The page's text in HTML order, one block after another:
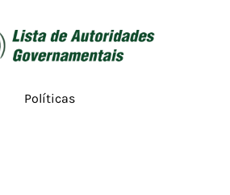
Políticas